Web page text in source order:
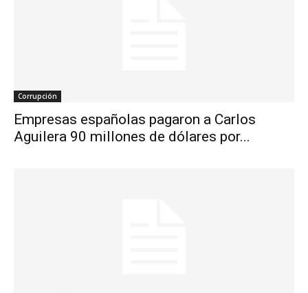
Corrupción
Empresas españolas pagaron a Carlos
Aguilera 90 millones de dólares por...